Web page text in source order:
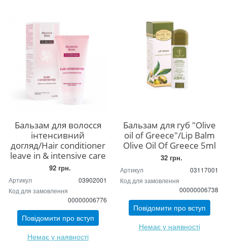
Бальзам для волосся
інтенсивний
догляд/Hair conditioner
leave in & intensive care
92 грн.
Артикул
03902001
Код для замовлення
00000006776
Повідомити про вступ
Немає у наявності
Бальзам для губ "Olive
oil of Greece"/Lip Balm
Olive Oil Of Greece 5ml
32 грн.
Артикул
03117001
Код для замовлення
00000006738
Повідомити про вступ
Немає у наявності